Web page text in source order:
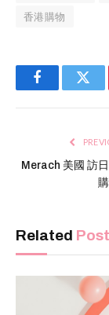
香港購物
Facebook
Merach 美國 訪
Related